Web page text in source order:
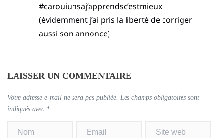
#carouiunsaj’apprendsc’estmieux
(évidemment j’ai pris la liberté de corriger
aussi son annonce)
LAISSER UN COMMENTAIRE
Votre adresse e-mail ne sera pas publiée. Les champs obligatoires sont
indiqués avec *